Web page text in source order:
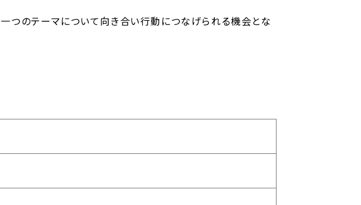
つのテーマについて向き合い行動につなげられる機会とな